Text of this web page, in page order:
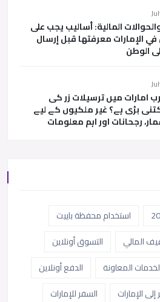
المالية: أساليب يجب على
في الإمارات معرفتها قبل إرسال
الوطن
امارات میں ترسیلات زر کی
بڑی ہے؟ غیر ملکیوں کے لیے
رجحانات اور اہم معلومات
استخدام محفظة باييت
المالي
التسوق أونلاين
المعاونة
الدفع أونلاين
الإمارات
السفر للإمارات